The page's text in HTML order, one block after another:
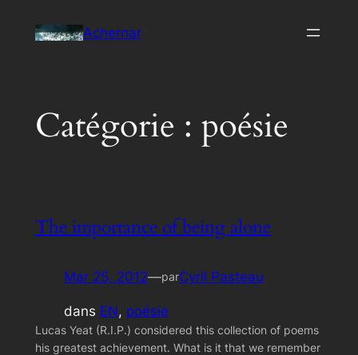
Achernar
Catégorie : poésie
The importance of being alone
Mar 25, 2012—parCyril Pasteau
dans EN, poésie
Lucas Yeat (R.I.P.) considered this collection of poems
his greatest achievement. What is it that we remember